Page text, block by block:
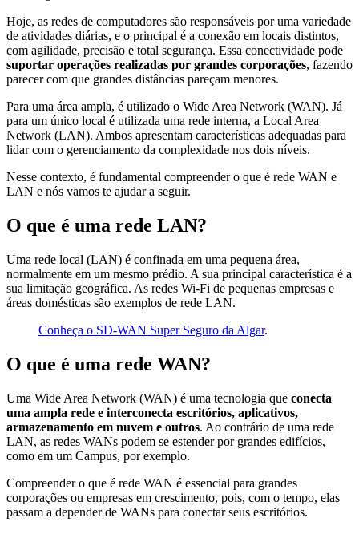
Hoje, as redes de computadores são responsáveis por uma variedade
de atividades diárias, e o principal é a conexão em locais distintos,
com agilidade, precisão e total segurança. Essa conectividade pode
suportar operações realizadas por grandes corporações, fazendo
parecer com que grandes distâncias pareçam menores.
Para uma área ampla, é utilizado o Wide Area Network (WAN). Já
para um único local é utilizada uma rede interna, a Local Area
Network (LAN). Ambos apresentam características adequadas para
lidar com o gerenciamento da complexidade nos dois níveis.
Nesse contexto, é fundamental compreender o que é rede WAN e
LAN e nós vamos te ajudar a seguir.
O que é uma rede LAN?
Uma rede local (LAN) é confinada em uma pequena área,
normalmente em um mesmo prédio. A sua principal característica é a
sua limitação geográfica. As redes Wi-Fi de pequenas empresas e
áreas domésticas são exemplos de rede LAN.
Conheça o SD-WAN Super Seguro da Algar.
O que é uma rede WAN?
Uma Wide Area Network (WAN) é uma tecnologia que conecta
uma ampla rede e interconecta escritórios, aplicativos,
armazenamento em nuvem e outros. Ao contrário de uma rede
LAN, as redes WANs podem se estender por grandes edifícios,
como em um Campus, por exemplo.
Compreender o que é rede WAN é essencial para grandes
corporações ou empresas em crescimento, pois, com o tempo, elas
passam a depender de WANs para conectar seus escritórios.